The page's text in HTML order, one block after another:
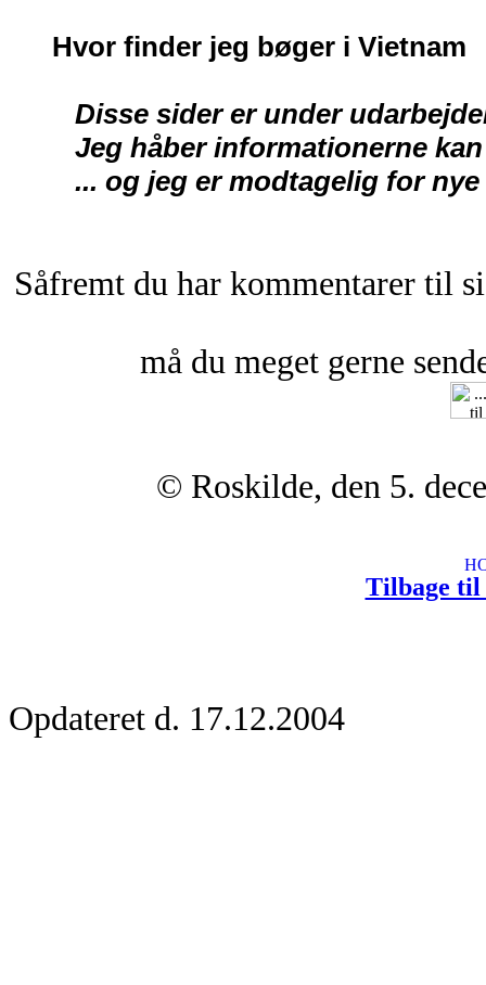
Hvor finder jeg bøger i Vietnam
Disse sider er under
Jeg håber informationerne
... og jeg er modtagelig for
Såfremt du har kommentarer til
må du meget gerne
© Roskilde, den 5.
Tilbage til
Opdateret d. 17.12.2004